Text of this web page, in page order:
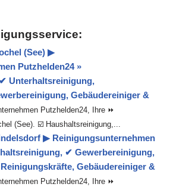
(See) ▶︎
Putzhelden24 »
Unterhaltsreinigung,
Gebäudereiniger &
Putzhelden24, Ihre ⏩
(See). ☑️ Haushaltsreinigung,...
▶︎ Reinigungsunternehmen
✔ Gewerbereinigung,
Gebäudereiniger &
Putzhelden24, Ihre ⏩